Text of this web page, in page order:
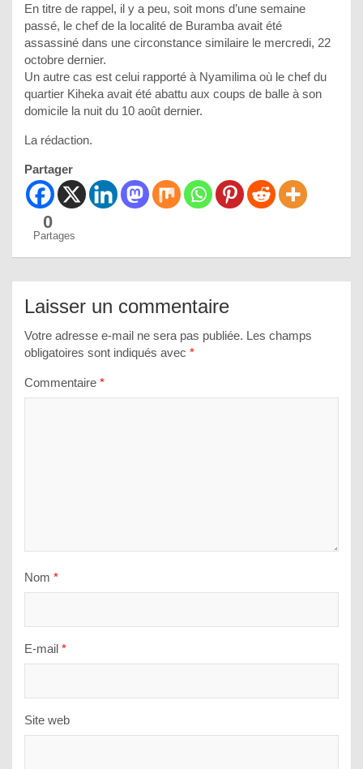
En titre de rappel, il y a peu, soit mons d’une semaine
passé, le chef de la localité de Buramba avait été
assassiné dans une circonstance similaire le mercredi, 22
octobre dernier.
Un autre cas est celui rapporté à Nyamilima où le chef du
quartier Kiheka avait été abattu aux coups de balle à son
domicile la nuit du 10 août dernier.
La rédaction.
Partager
0
Partages
Laisser un commentaire
Votre adresse e-mail ne sera pas publiée. Les champs
obligatoires sont indiqués avec *
Commentaire *
Nom *
E-mail *
Site web